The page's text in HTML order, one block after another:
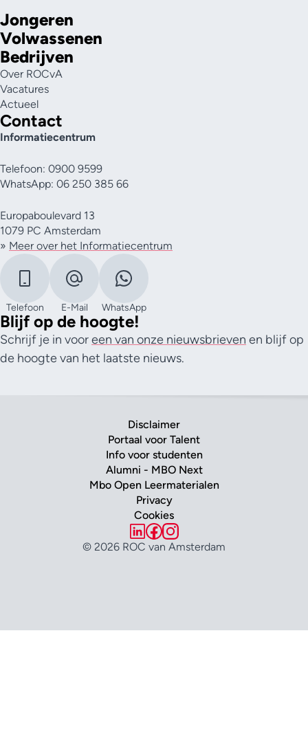
Jongeren
Volwassenen
Bedrijven
Over ROCvA
Vacatures
Actueel
Contact
Informatiecentrum
Telefoon: 0900 9599
WhatsApp: 06 250 385 66
Europaboulevard 13
1079 PC Amsterdam
» Meer over het Informatiecentrum
Telefoon E-Mail WhatsApp
Blijf op de hoogte!
Schrijf je in vooreen van onze nieuwsbrieven en blijf op
de hoogte van het laatste nieuws.
Disclaimer
Portaal voor Talent
Info voor studenten
Alumni - MBO Next
Mbo Open Leermaterialen
Privacy
Cookies
© 2026 ROC van Amsterdam